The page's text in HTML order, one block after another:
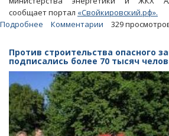
сообщает портал «Свойкировский.рф».
Подробнее
деятельности
опасного
завода
в
Горном
пойдут
в
Комментарии 329
Против строительства опасного
подписались более 70 тысяч